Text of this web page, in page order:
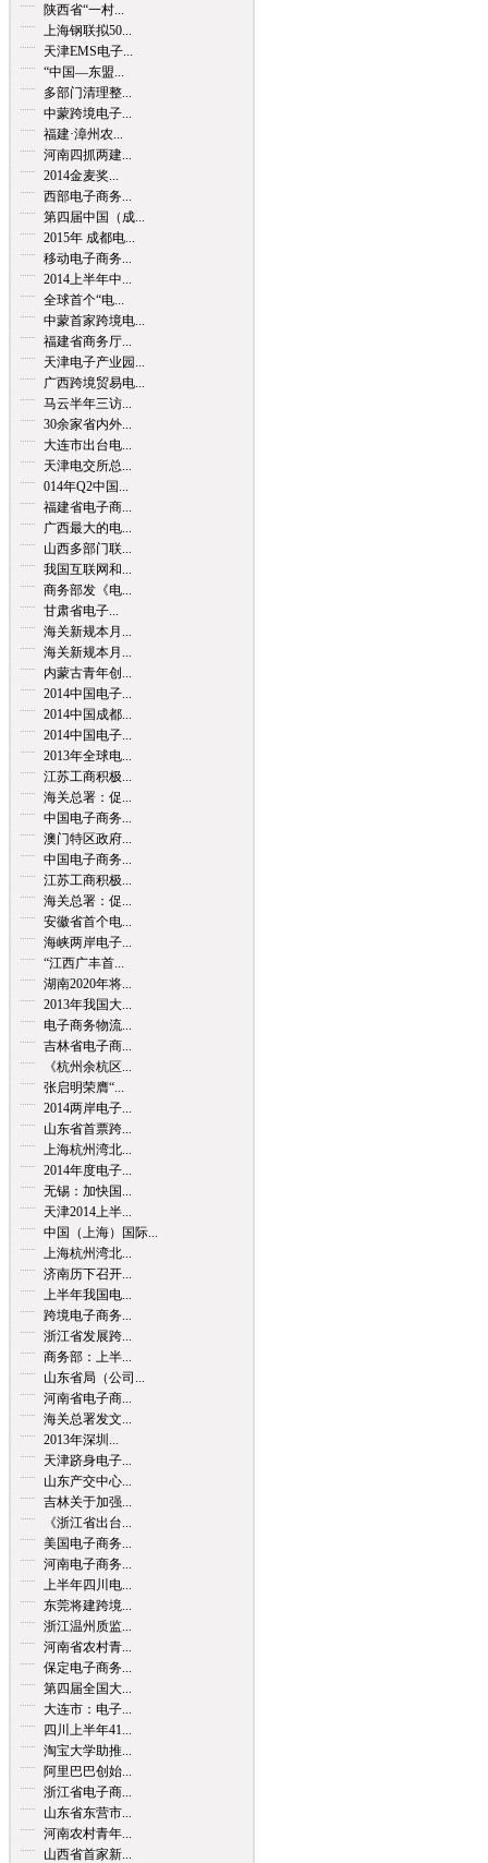
陕西省“一村...
上海钢联拟50...
天津EMS电子...
“中国—东盟...
多部门清理整...
中蒙跨境电子...
福建·漳州农...
河南四抓两建...
2014金麦奖...
西部电子商务...
第四届中国（成...
2015年 成都电...
移动电子商务...
2014上半年中...
全球首个“电...
中蒙首家跨境电...
福建省商务厅...
天津电子产业园...
广西跨境贸易电...
马云半年三访...
30余家省内外...
大连市出台电...
天津电交所总...
014年Q2中国...
福建省电子商...
广西最大的电...
山西多部门联...
我国互联网和...
商务部发《电...
甘肃省电子...
海关新规本月...
海关新规本月...
内蒙古青年创...
2014中国电子...
2014中国成都...
2014中国电子...
2013年全球电...
江苏工商积极...
海关总署：促...
中国电子商务...
澳门特区政府...
中国电子商务...
江苏工商积极...
海关总署：促...
安徽省首个电...
海峡两岸电子...
“江西广丰首...
湖南2020年将...
2013年我国大...
电子商务物流...
吉林省电子商...
《杭州余杭区...
张启明荣膺“...
2014两岸电子...
山东省首票跨...
上海杭州湾北...
2014年度电子...
无锡：加快国...
天津2014上半...
中国（上海）国际...
上海杭州湾北...
济南历下召开...
上半年我国电...
跨境电子商务...
浙江省发展跨...
商务部：上半...
山东省局（公司...
河南省电子商...
海关总署发文...
2013年深圳...
天津跻身电子...
山东产交中心...
吉林关于加强...
《浙江省出台...
美国电子商务...
河南电子商务...
上半年四川电...
东莞将建跨境...
浙江温州质监...
河南省农村青...
保定电子商务...
第四届全国大...
大连市：电子...
四川上半年41...
淘宝大学助推...
阿里巴巴创始...
浙江省电子商...
山东省东营市...
河南农村青年...
山西省首家新...